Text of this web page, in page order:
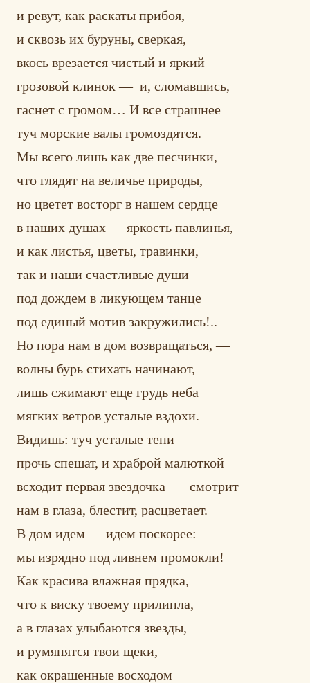
и ревут, как раскаты прибоя,
и сквозь их буруны, сверкая,
вкось врезается чистый и яркий
грозовой клинок — и, сломавшись,
гаснет с громом… И все страшнее
туч морские валы громоздятся.
Мы всего лишь как две песчинки,
что глядят на величье природы,
но цветет восторг в нашем сердце
в наших душах — яркость павлинья,
и как листья, цветы, травинки,
так и наши счастливые души
под дождем в ликующем танце
под единый мотив закружились!..
Но пора нам в дом возвращаться, —
волны бурь стихать начинают,
лишь сжимают еще грудь неба
мягких ветров усталые вздохи.
Видишь: туч усталые тени
прочь спешат, и храброй малюткой
всходит первая звездочка — смотрит
нам в глаза, блестит, расцветает.
В дом идем — идем поскорее:
мы изрядно под ливнем промокли!
Как красива влажная прядка,
что к виску твоему прилипла,
а в глазах улыбаются звезды,
и румянятся твои щеки,
как окрашенные восходом